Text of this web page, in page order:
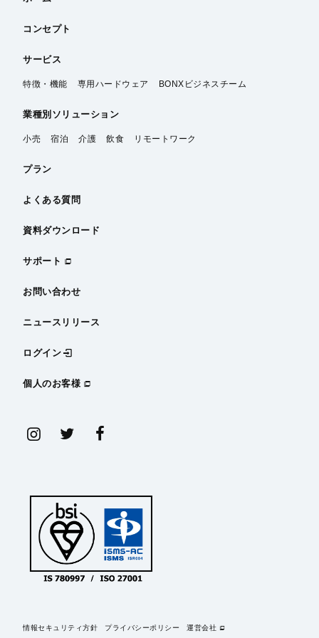
コンセプト
サービス
特徴・機能 専用ハードウェア BONXビジネスチーム
業種別 ソリューション
小売 宿泊 介護 飲食 リモートワーク
プラン
よくある質問
資料ダウンロード
サポート
お問い合わせ
ニュースリリース
ログイン
個人のお客様
情報セキュリティ方針 プライバシーポリシー 運営会社